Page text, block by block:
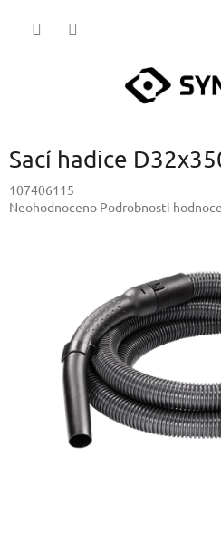
Sací hadice
107406115
Průměrné
Neohodnoceno Podrobnosti